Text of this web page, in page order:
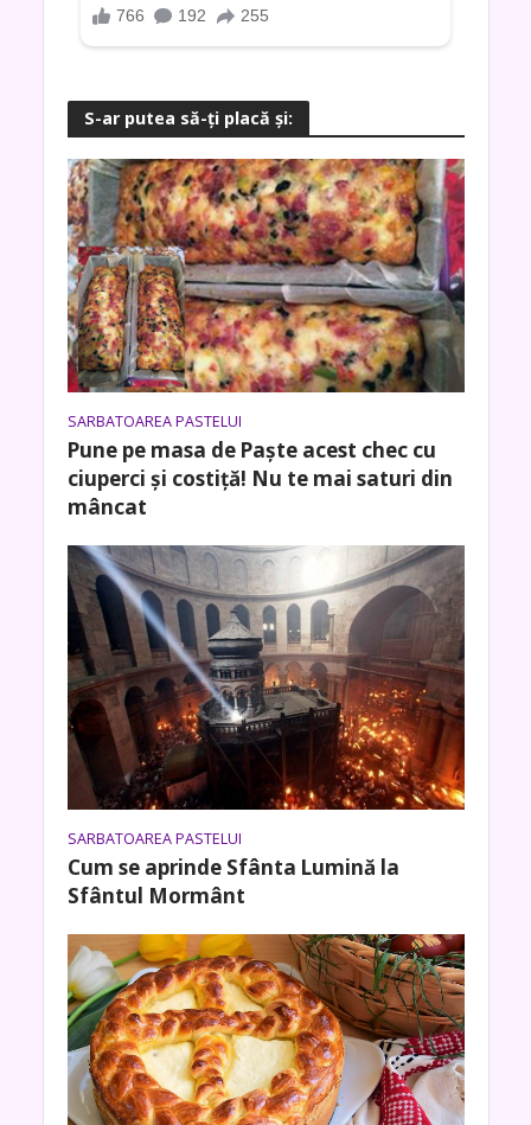
S-ar putea să-ţi placă şi:
SARBATOAREA PASTELUI
Pune pe masa de Paște acest chec cu
ciuperci și costiță! Nu te mai saturi din
mâncat
SARBATOAREA PASTELUI
Cum se aprinde Sfânta Lumină la
Sfântul Mormânt